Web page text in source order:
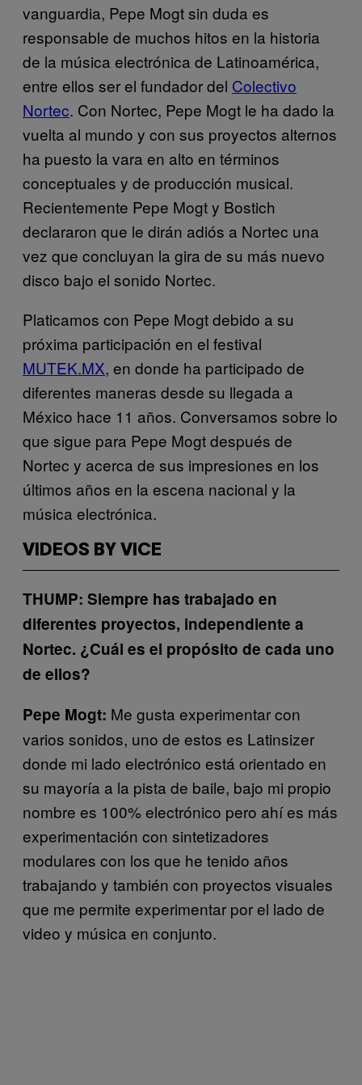
vanguardia, Pepe Mogt sin duda es
responsable de muchos hitos en la historia
de la música electrónica de Latinoamérica,
entre ellos ser el fundador del Colectivo
Nortec. Con Nortec, Pepe Mogt le ha dado la
vuelta al mundo y con sus proyectos alternos
ha puesto la vara en alto en términos
conceptuales y de producción musical.
Recientemente Pepe Mogt y Bostich
declararon que le dirán adiós a Nortec una
vez que concluyan la gira de su más nuevo
disco bajo el sonido Nortec.
Platicamos con Pepe Mogt debido a su
próxima participación en el festival
MUTEK.MX, en donde ha participado de
diferentes maneras desde su llegada a
México hace 11 años. Conversamos sobre lo
que sigue para Pepe Mogt después de
Nortec y acerca de sus impresiones en los
últimos años en la escena nacional y la
música electrónica.
VIDEOS BY VICE
THUMP: Siempre has trabajado en
diferentes proyectos, independiente a
Nortec. ¿Cuál es el propósito de cada uno
de ellos?
Pepe Mogt: Me gusta experimentar con
varios sonidos, uno de estos es Latinsizer
donde mi lado electrónico está orientado en
su mayoría a la pista de baile, bajo mi propio
nombre es 100% electrónico pero ahí es más
experimentación con sintetizadores
modulares con los que he tenido años
trabajando y también con proyectos visuales
que me permite experimentar por el lado de
video y música en conjunto.